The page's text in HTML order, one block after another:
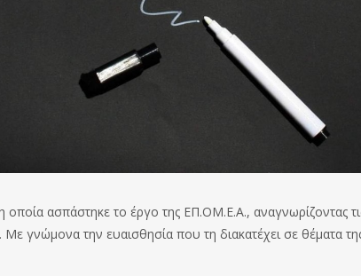
οποία ασπάστηκε το έργο της ΕΠ.ΟΜ.Ε.Α., αναγνωρίζοντας
γνώμονα την ευαισθησία που τη διακατέχει σε θέματα